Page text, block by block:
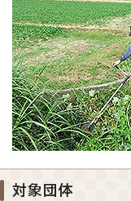
対象団体